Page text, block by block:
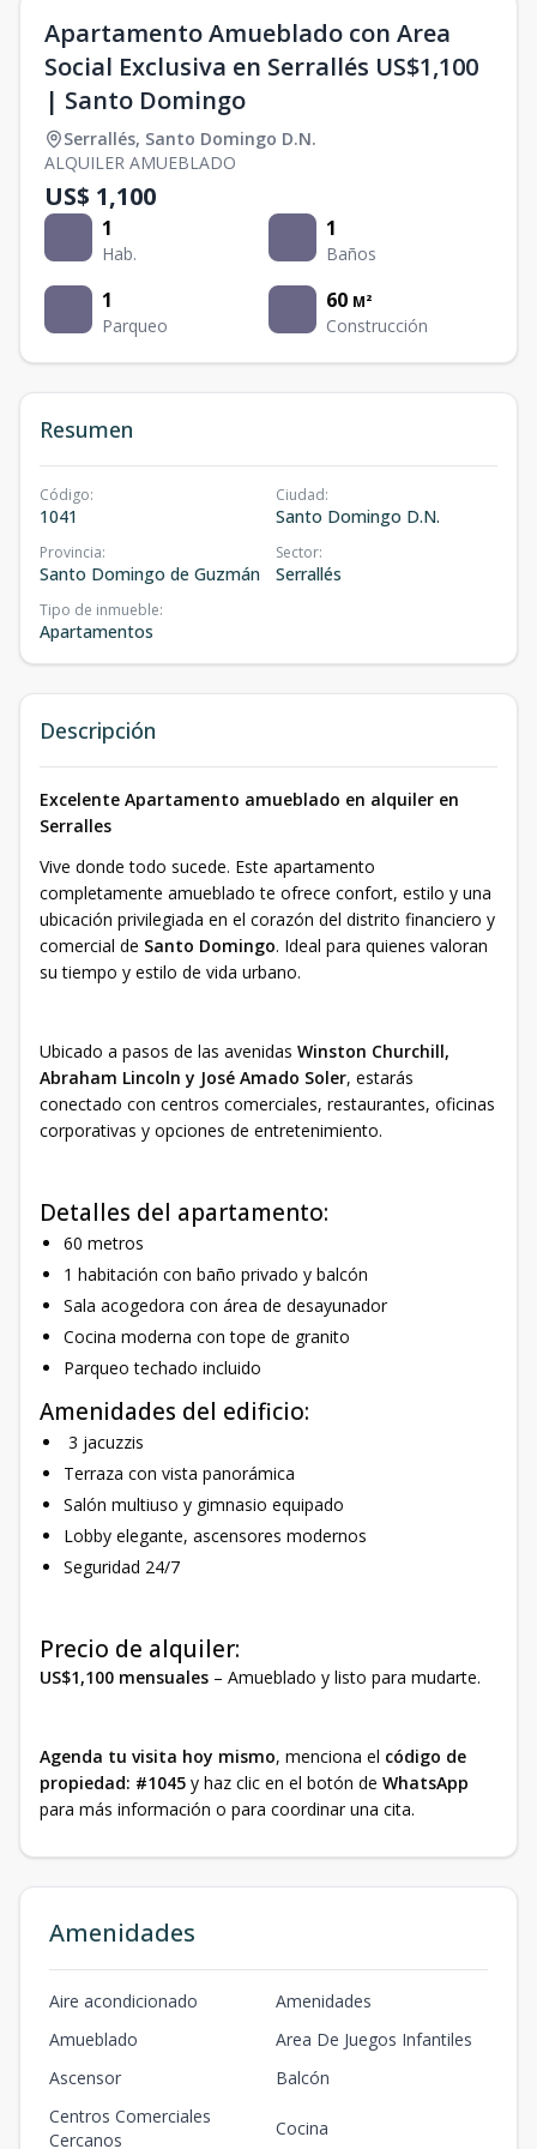
Apartamento Amueblado con Area
Social Exclusiva en Serrallés US$1,100
| Santo Domingo
Serrallés, Santo Domingo D.N.
ALQUILER AMUEBLADO
US$ 1,100
1
Hab.
1
Baños
1
Parqueo
60 M²
Construcción
Resumen
Código:
1041
Ciudad:
Santo Domingo D.N.
Provincia:
Santo Domingo de Guzmán
Sector:
Serrallés
Tipo de inmueble:
Apartamentos
Descripción
Excelente Apartamento amueblado en alquiler en
Serralles
Vive donde todo sucede. Este apartamento
completamente amueblado te ofrece confort, estilo y una
ubicación privilegiada en el corazón del distrito financiero y
comercial de Santo Domingo. Ideal para quienes valoran
su tiempo y estilo de vida urbano.
Ubicado a pasos de las avenidas Winston Churchill,
Abraham Lincoln y José Amado Soler, estarás
conectado con centros comerciales, restaurantes, oficinas
corporativas y opciones de entretenimiento.
Detalles del apartamento:
60 metros
1 habitación con baño privado y balcón
Sala acogedora con área de desayunador
Cocina moderna con tope de granito
Parqueo techado incluido
Amenidades del edificio:
3 jacuzzis
Terraza con vista panorámica
Salón multiuso y gimnasio equipado
Lobby elegante, ascensores modernos
Seguridad 24/7
Precio de alquiler:
US$1,100 mensuales – Amueblado y listo para mudarte.
Agenda tu visita hoy mismo, menciona el código de
propiedad: #1045 y haz clic en el botón de WhatsApp
para más información o para coordinar una cita.
Amenidades
Aire acondicionado
Amenidades
Amueblado
Area De Juegos Infantiles
Ascensor
Balcón
Centros Comerciales
Cercanos
Cocina